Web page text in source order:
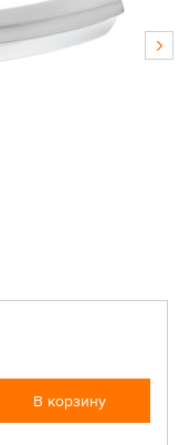
В корзину